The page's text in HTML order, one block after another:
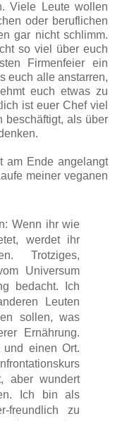
Viele Leute wollen
oder beruflichen
gar nicht schlimm.
so viel über euch
Firmenfeier ein
euch alle anstarren,
euch etwas zu
ist euer Chef viel
beschäftigt, als über
am Ende angelangt
meiner veganen
Wenn ihr wie
werdet ihr
Trotziges,
Universum
bedacht. Ich
Leuten
sollen, was
Ernährung.
einen Ort.
aber wundert
Ich bin als
freundlich zu